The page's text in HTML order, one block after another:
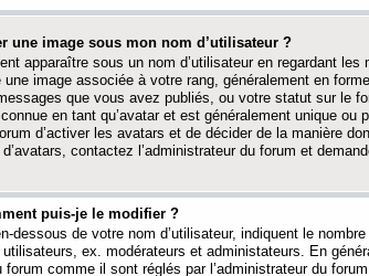
une image sous mon nom d’utilisateur ?
apparaître sous un nom d’utilisateur en regardant
image associée à votre rang, généralement en
que vous avez publiés, ou votre statut sur le
en tant qu’avatar et est généralement unique ou
d’activer les avatars et de décider de la manière
contactez l’administrateur du forum et
puis-je le modifier ?
dessous de votre nom d’utilisateur, indiquent le
ex. modérateurs et administateurs. En
comme il sont réglés par l’administrateur du